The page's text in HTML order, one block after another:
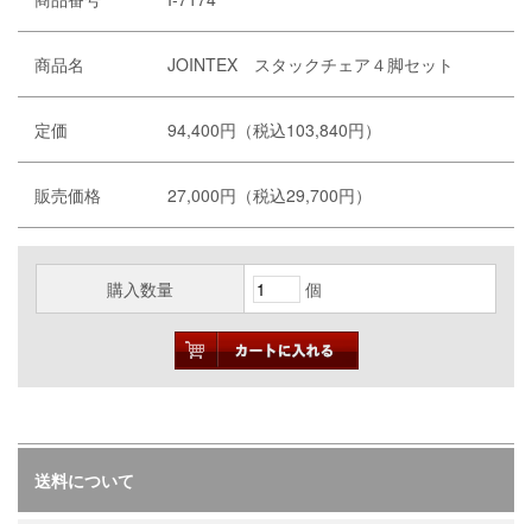
商品名 JOINTEX スタックチェア４脚セット
定価 94,400円（税込103,840円）
販売価格 27,000円（税込29,700円）
購入数量 個
送料について